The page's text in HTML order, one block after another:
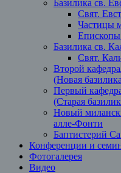
Базилика св.
Свят.
Частицы
Базилика св.
Свят.
Второй
(Новая
Первый
(Старая
Новый
алле-Фонти
Баптистерий
Конференции и
Фотогалерея
Видео